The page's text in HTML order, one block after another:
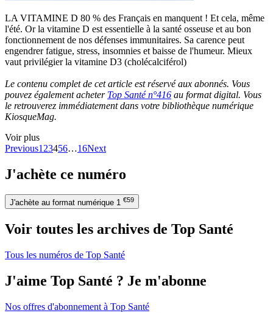
LA VITAMINE D 80 % des Français en manquent ! Et cela, même
l'été. Or la vitamine D est essentielle à la santé osseuse et au bon
fonctionnement de nos défenses immunitaires. Sa carence peut
engendrer fatigue, stress, insomnies et baisse de l'humeur. Mieux
vaut privilégier la vitamine D3 (cholécalciférol)
Le contenu complet de cet article est réservé aux abonnés. Vous
pouvez également acheter Top Santé n°416 au format digital. Vous
le retrouverez immédiatement dans votre bibliothèque numérique
KiosqueMag.
Voir plus
Previous1 23456…16Next
J'achète ce numéro
J'achète au format numérique 1 €59
Voir toutes les archives de Top Santé
Tous les numéros de Top Santé
J'aime Top Santé ? Je m'abonne
Nos offres d'abonnement à Top Santé